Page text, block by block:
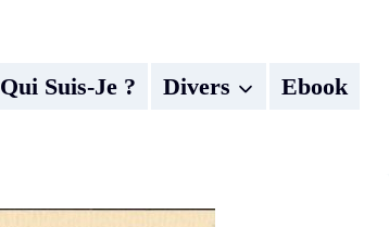
Qui Suis-Je ? Divers Ebook